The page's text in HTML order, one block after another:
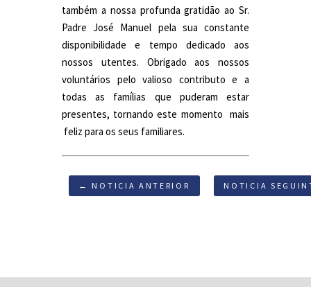
também a nossa profunda gratidão ao Sr.
Padre José Manuel pela sua constante
disponibilidade e tempo dedicado aos
nossos utentes. Obrigado aos nossos
voluntários pelo valioso contributo e a
todas as famílias que puderam estar
presentes, tornando este momento mais
feliz para os seus familiares.
← NOTICIA ANTERIOR NOTICIA